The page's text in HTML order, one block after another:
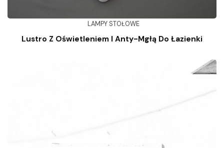
LAMPY STOŁOWE
Lustro Z Oświetleniem I Anty-Mgłą Do Łazienki